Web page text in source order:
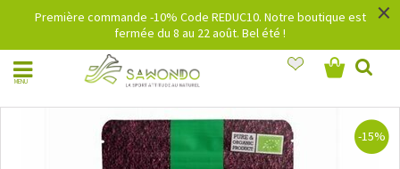
Première commande -10% Code REDUC10. Notre boutique est
fermée du 8 au 22 août. Bel été !
×
MENU
-15%